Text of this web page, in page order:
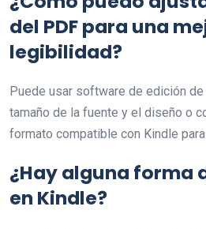
del PDF para una
legibilidad?
Puede usar software de edición de
tamaño de la fuente y el diseño o
formato compatible con Kindle
¿Hay alguna forma
en Kindle?